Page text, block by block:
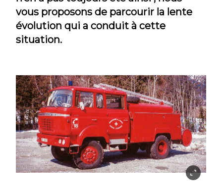
vous proposons de parcourir la lente
évolution qui a conduit à cette
situation.